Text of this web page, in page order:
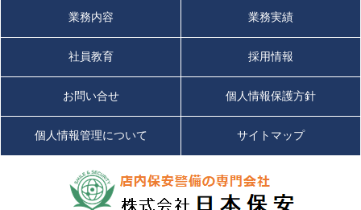
業務内容 業務実績
社員教育 採用情報
お問い合せ 個人情報保護方針
個人情報管理について サイトマップ